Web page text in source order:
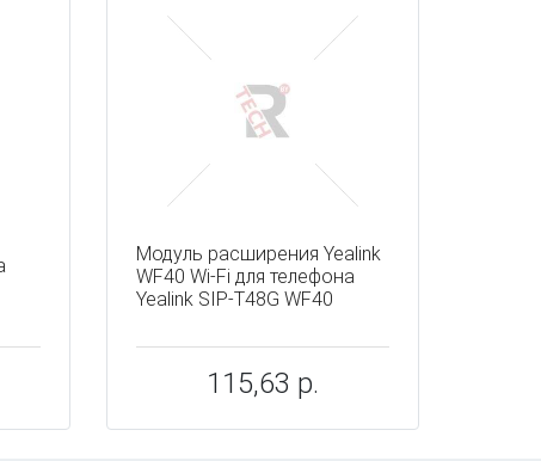
Модуль расширения Yealink
WF40 Wi-Fi для телефона
Yealink SIP-T48G WF40
115,63 р.